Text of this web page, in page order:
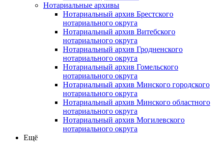
Нотариальные архивы
Нотариальный архив Брестского
нотариального округа
Нотариальный архив Витебского
нотариального округа
Нотариальный архив Гродненского
нотариального округа
Нотариальный архив Гомельского
нотариального округа
Нотариальный архив Минского городского
нотариального округа
Нотариальный архив Минского областного
нотариального округа
Нотариальный архив Могилевского
нотариального округа
Ещё